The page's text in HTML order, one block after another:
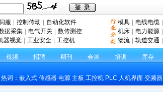
服 控制传动
自动化软件
据采集 电气开关
数传测控
器视觉 工业安全 工控机
模具 电线电缆
机床
电力能源
物流
轨道交通
视频 招聘 期刊 会展 培训 库存
热词： 嵌入式 传感器 电源 主板 工控机 PLC 人机界面 变频器